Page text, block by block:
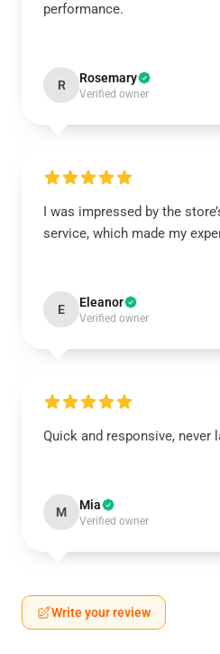
performance.
R Rosemary
Verified owner
I was impressed by the
service, which made my
E Eleanor
Verified owner
Quick and responsive, never
M Mia
Verified owner
Write your review